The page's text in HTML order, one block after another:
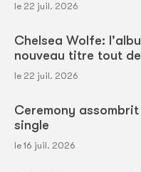
le 22 juil. 2026
Chelsea Wolfe:
nouveau titre tout
le 22 juil. 2026
Ceremony
single
le 16 juil. 2026